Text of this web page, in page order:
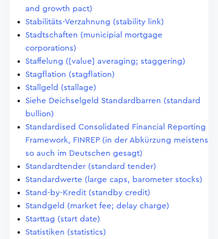
and growth pact)
Stabilitäts-Verzahnung (stability link)
Stadtschaften (municipial mortgage
corporations)
Staffelung ([value] averaging; staggering)
Stagflation (stagflation)
Stallgeld (stallage)
Siehe Deichselgeld Standardbarren (standard
bullion)
Standardised Consolidated Financial Reporting
Framework, FINREP (in der Abkürzung meistens
so auch im Deutschen gesagt)
Standardtender (standard tender)
Standardwerte (large caps, barometer stocks)
Stand-by-Kredit (standby credit)
Standgeld (market fee; delay charge)
Starttag (start date)
Statistiken (statistics)